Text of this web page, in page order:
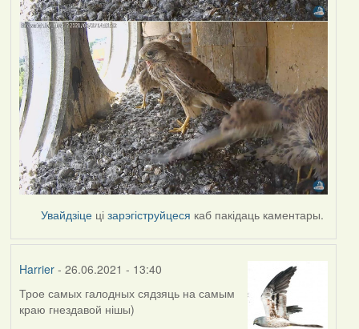
Увайдзіце цізарэгіструйцеся каб пакідаць каментары.
Harrier- 26.06.2021 - 13:40
Трое самых галодных сядзяць на самым
краю гнездавой нішы)